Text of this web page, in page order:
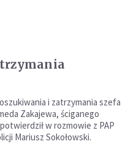
i zatrzymania szefa
Zakajewa, ściganego
w rozmowie z PAP
Mariusz Sokołowski.